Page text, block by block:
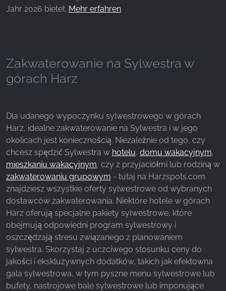
Jahr 2026 bietet. Mehr erfahren
Zakwaterowanie na Sylwestra w
górach Harz
Dla udanego wypoczynku sylwestrowego w górach
Harz, idealne zakwaterowanie na Sylwestra i w jego
okolicach jest koniecznością. Niezależnie od tego, czy
chcesz spędzić Sylwestra w hotelu, domu wakacyjnym,
mieszkaniu wakacyjnym, czy z przyjaciółmi lub rodziną w
zakwaterowaniu grupowym - tutaj na Harzspots.com
znajdziesz wszystkie oferty sylwestrowe od wybranych
dostawców zakwaterowania. Niektóre hotele w górach
Harz oferują specjalne pakiety sylwestrowe, które
obejmują odpowiedni program sylwestrowy i
oszczędzają stresu związanego z planowaniem
sylwestra. Skorzystaj z uczciwego stosunku ceny do
jakości i ekskluzywnych dodatków, takich jak efektowna
gala sylwestrowa, w tym pyszne menu sylwestrowe lub
bufety, nastrojowe bale sylwestrowe lub imponujące